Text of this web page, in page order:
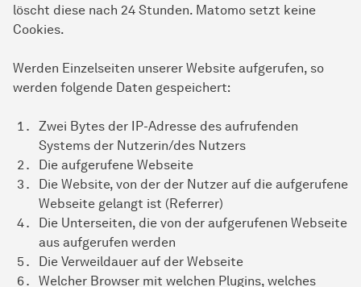
löscht diese nach 24 Stunden. Matomo setzt keine
Cookies.
Werden Einzelseiten unserer Website aufgerufen, so
werden folgende Daten gespeichert:
Zwei Bytes der IP-Adresse des aufrufenden
Systems der Nutzerin/des Nutzers
Die aufgerufene Webseite
Die Website, von der der Nutzer auf die aufgerufene
Webseite gelangt ist (Referrer)
Die Unterseiten, die von der aufgerufenen Webseite
aus aufgerufen werden
Die Verweildauer auf der Webseite
Welcher Browser mit welchen Plugins, welches